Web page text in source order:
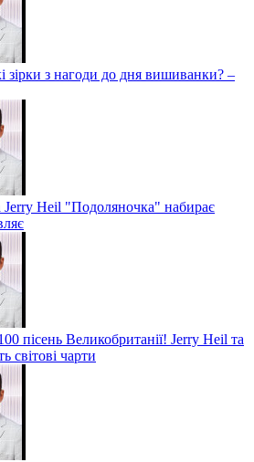
зірки з нагоди до дня вишиванки? –
Jerry Heil "Подоляночка" набирає
пісень Великобританії! Jerry Heil та
світові чарти